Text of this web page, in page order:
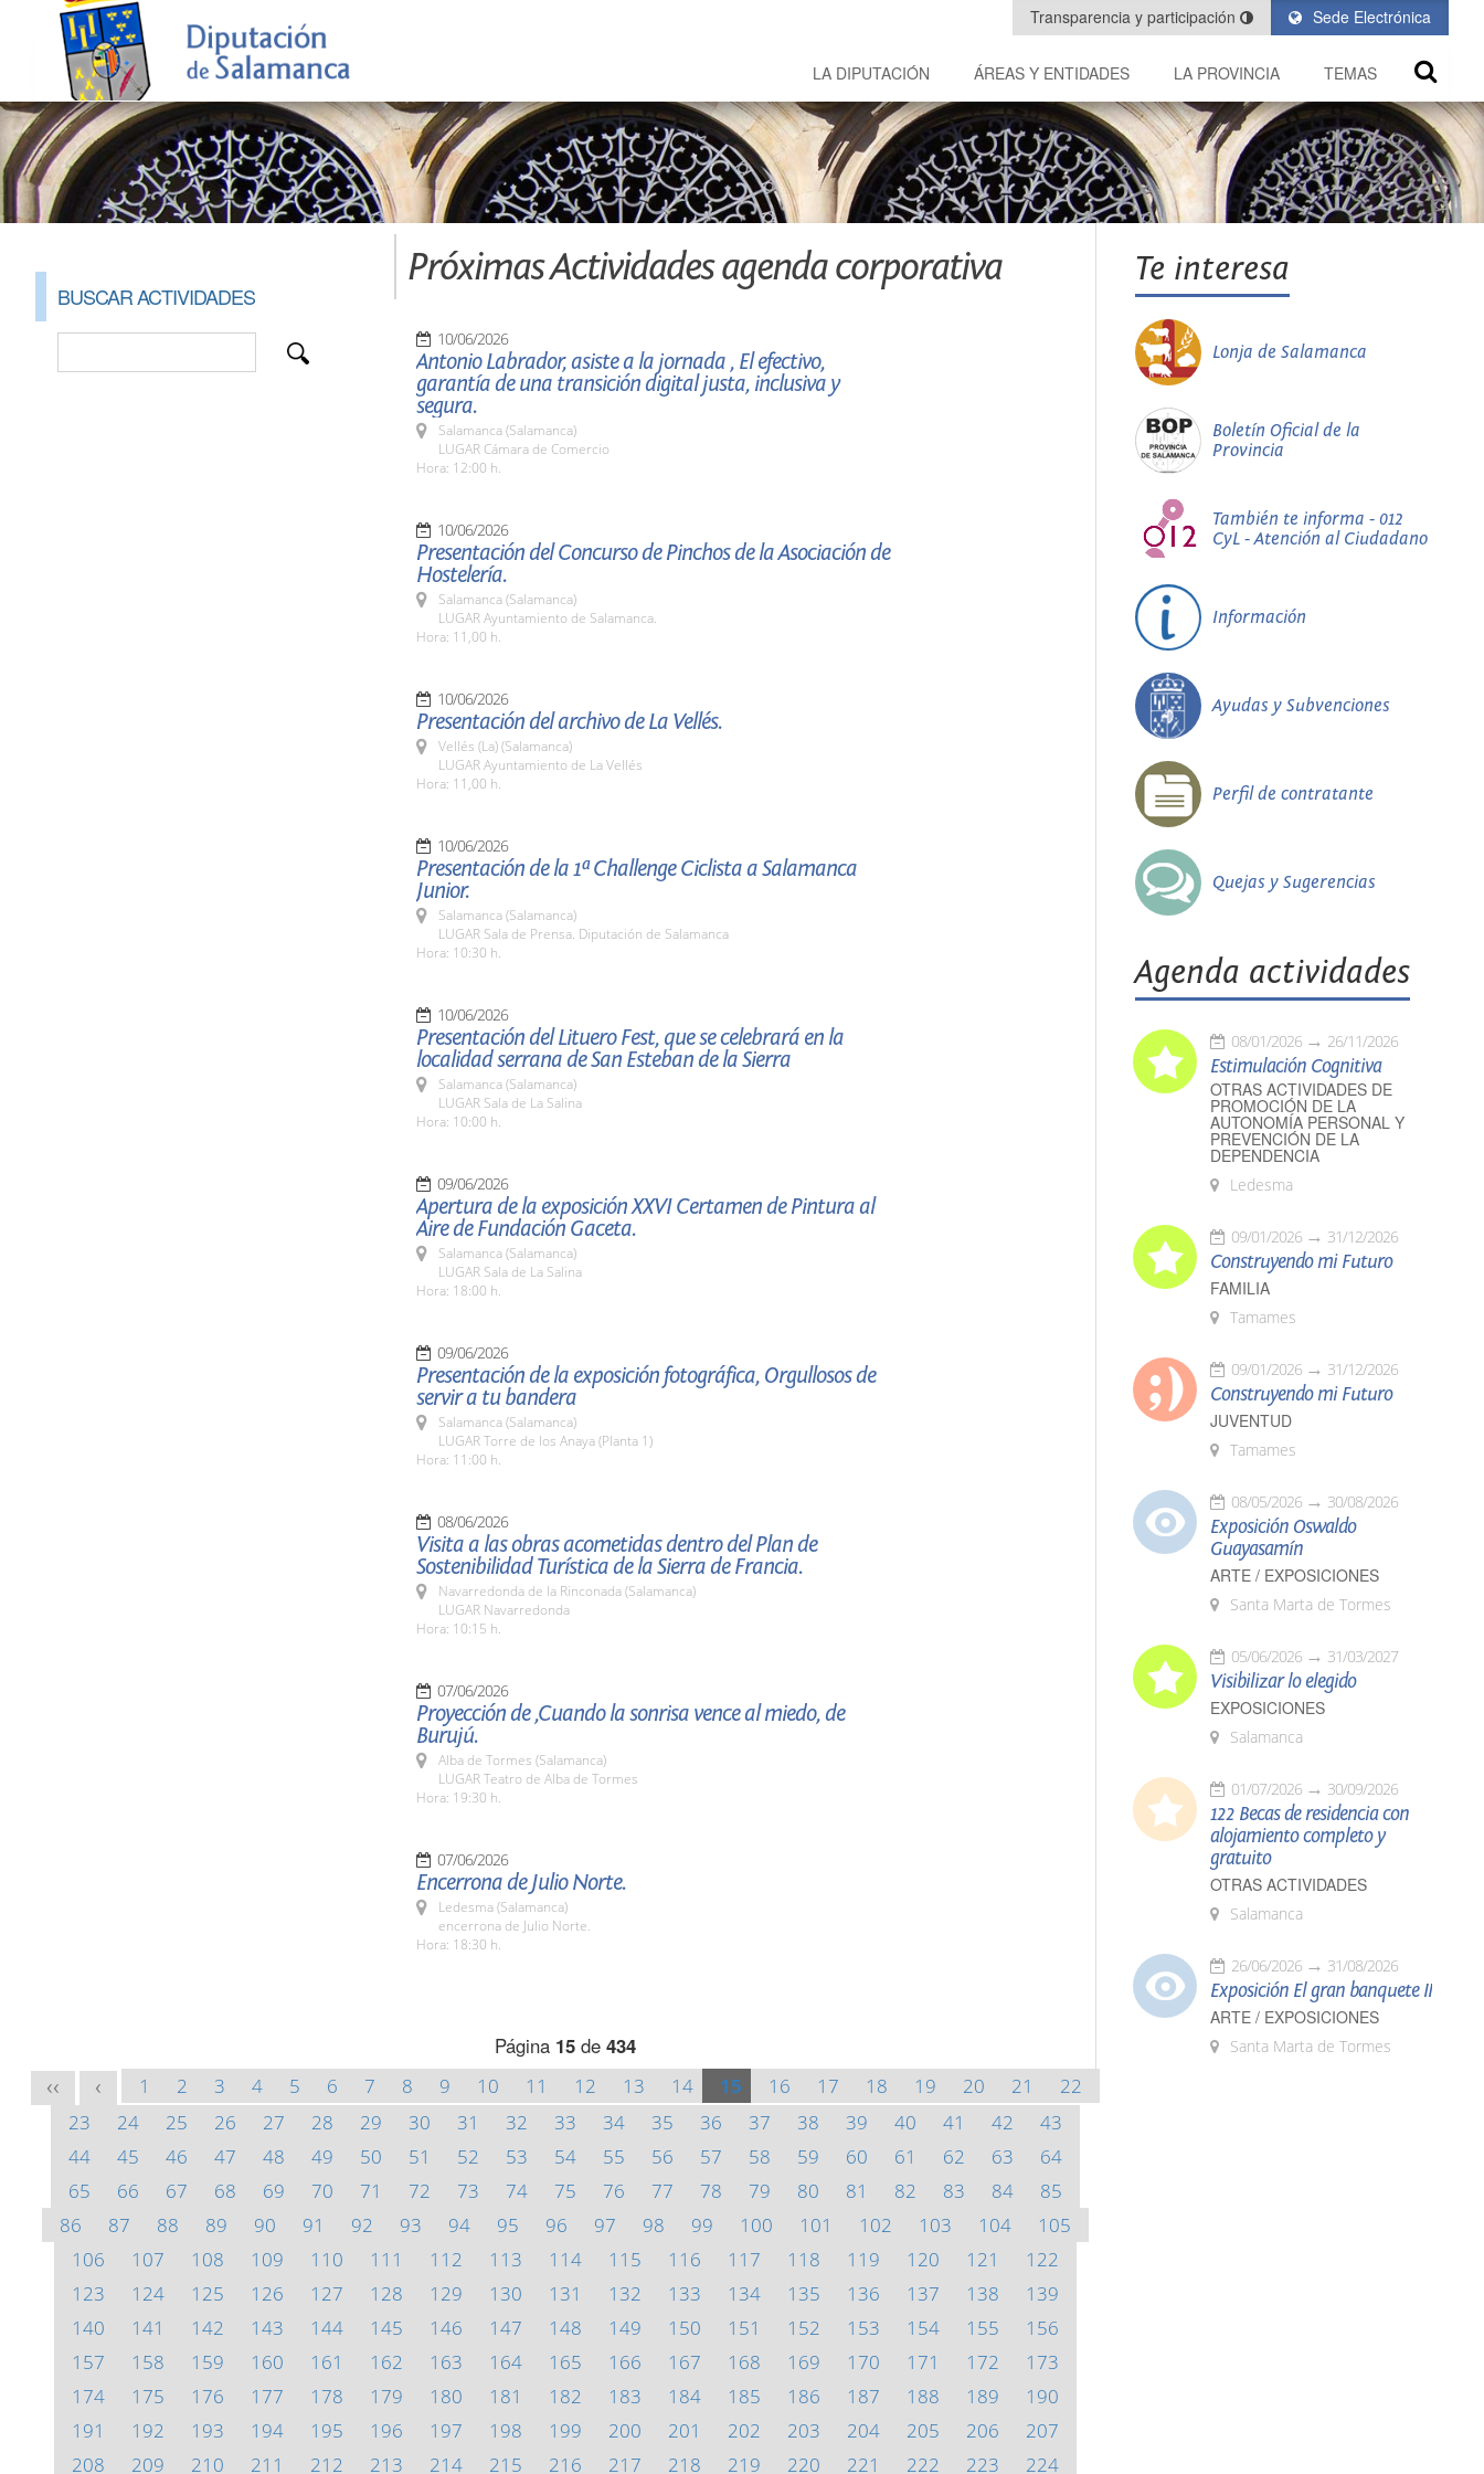
Sede Electrónica
Transparencia y participación
LA DIPUTACIÓN ÁREAS Y ENTIDADES LA PROVINCIA TEMAS
BUSCAR ACTIVIDADES
Próximas Actividades agenda corporativa
10/06/2026
Antonio Labrador, asiste a la jornada , El efectivo,
garantía de una transición digital justa, inclusiva y
segura.
Salamanca (Salamanca)
LUGAR Cámara de Comercio
Hora: 12:00 h.
10/06/2026
Presentación del Concurso de Pinchos de la Asociación de
Hostelería.
Salamanca (Salamanca)
LUGAR Ayuntamiento de Salamanca.
Hora: 11,00 h.
10/06/2026
Presentación del archivo de La Vellés.
Vellés (La) (Salamanca)
LUGAR Ayuntamiento de La Vellés
Hora: 11,00 h.
10/06/2026
Presentación de la 1ª Challenge Ciclista a Salamanca
Junior.
Salamanca (Salamanca)
LUGAR Sala de Prensa. Diputación de Salamanca
Hora: 10:30 h.
10/06/2026
Presentación del Lituero Fest, que se celebrará en la
localidad serrana de San Esteban de la Sierra
Salamanca (Salamanca)
LUGAR Sala de La Salina
Hora: 10:00 h.
09/06/2026
Apertura de la exposición XXVI Certamen de Pintura al
Aire de Fundación Gaceta.
Salamanca (Salamanca)
LUGAR Sala de La Salina
Hora: 18:00 h.
09/06/2026
Presentación de la exposición fotográfica, Orgullosos de
servir a tu bandera
Salamanca (Salamanca)
LUGAR Torre de los Anaya (Planta 1)
Hora: 11:00 h.
08/06/2026
Visita a las obras acometidas dentro del Plan de
Sostenibilidad Turística de la Sierra de Francia.
Navarredonda de la Rinconada (Salamanca)
LUGAR Navarredonda
Hora: 10:15 h.
07/06/2026
Proyección de ,Cuando la sonrisa vence al miedo, de
Burujú.
Alba de Tormes (Salamanca)
LUGAR Teatro de Alba de Tormes
Hora: 19:30 h.
07/06/2026
Encerrona de Julio Norte.
Ledesma (Salamanca)
encerrona de Julio Norte.
Hora: 18:30 h.
Página 15 de 434
<< < 1 2 3 4 5 6 7 8 9 10 11 12 13 14 15 16 17 18 19 20 21
22
23
24 25 26 27 28 29 30 31 32 33 34 35 36 37 38 39 40 41 42
43
44
45 46 47 48 49 50 51 52 53 54 55 56 57 58 59 60 61 62 63
64
65
66 67 68 69 70 71 72 73 74 75 76 77 78 79 80 81 82 83 84
85
86
87 88 89 90 91 92 93 94 95 96 97 98 99 100 101 102 103 104
105
106
107 108 109 110 111 112 113 114 115 116 117 118 119 120 121
122
123
124 125 126 127 128 129 130 131 132 133 134 135 136 137 138
139
140
141 142 143 144 145 146 147 148 149 150 151 152 153 154 155
156
157
158 159 160 161 162 163 164 165 166 167 168 169 170 171 172
173
174
175 176 177 178 179 180 181 182 183 184 185 186 187 188 189
190
191
192 193 194 195 196 197 198 199 200 201 202 203 204 205 206
207
208
209 210 211 212 213 214 215 216 217 218 219 220 221 222 223 224
Te interesa
Lonja de Salamanca
Boletín Oficial de la
Provincia
También te informa - 012
CyL - Atención al Ciudadano
Información
Ayudas y Subvenciones
Perfil de contratante
Quejas y Sugerencias
Agenda actividades
08/01/2026 26/11/2026
Estimulación Cognitiva
OTRAS ACTIVIDADES DE
PROMOCIÓN DE LA
AUTONOMÍA PERSONAL Y
PREVENCIÓN DE LA
DEPENDENCIA
Ledesma
09/01/2026 31/12/2026
Construyendo mi Futuro
FAMILIA
Tamames
09/01/2026 31/12/2026
Construyendo mi Futuro
JUVENTUD
Tamames
08/05/2026 30/08/2026
Exposición Oswaldo
Guayasamín
ARTE / EXPOSICIONES
Santa Marta de Tormes
05/06/2026 31/03/2027
Visibilizar lo elegido
EXPOSICIONES
Salamanca
01/07/2026 30/09/2026
122 Becas de residencia con
alojamiento completo y
gratuito
OTRAS ACTIVIDADES
Salamanca
26/06/2026 31/08/2026
Exposición El gran banquete II
ARTE / EXPOSICIONES
Santa Marta de Tormes